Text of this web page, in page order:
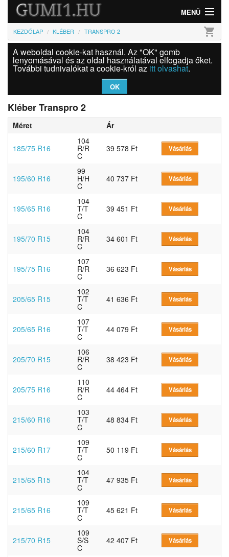
MENÜ
Gumi
Felni
Szolgáltatások
Bejelentkezés
KEZDŐLAP KLÉBER TRANSPRO 2 shopping_cart
A weboldal cookie-kat használ. Az "OK" gomb
lenyomásával és az oldal használatával elfogadja őket.
További tudnivalókat a cookie-król az itt olvashat.
OK
Kléber Transpro 2
Méret Ár
185/75 R16
104
R/R
C
39 578 Ft Vásárlás
195/60 R16
99
H/H
C
40 737 Ft Vásárlás
195/65 R16
104
T/T
C
39 451 Ft Vásárlás
195/70 R15
104
R/R
C
34 601 Ft Vásárlás
195/75 R16
107
R/R
C
36 623 Ft Vásárlás
205/65 R15
102
T/T
C
41 636 Ft Vásárlás
205/65 R16
107
T/T
C
44 079 Ft Vásárlás
205/70 R15
106
R/R
C
38 423 Ft Vásárlás
205/75 R16
110
R/R
C
44 464 Ft Vásárlás
215/60 R16
103
T/T
C
48 834 Ft Vásárlás
215/60 R17
109
T/T
C
50 119 Ft Vásárlás
215/65 R15
104
T/T
C
47 935 Ft Vásárlás
215/65 R16
109
T/T
C
45 621 Ft Vásárlás
215/70 R15
109
S/S
C
42 407 Ft Vásárlás